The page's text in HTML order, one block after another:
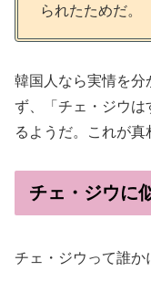
られたためだ。
韓国人なら実情を分
ず、「チェ・ジウは
るようだ。これが真
チェ・ジウに
チェ・ジウって誰か